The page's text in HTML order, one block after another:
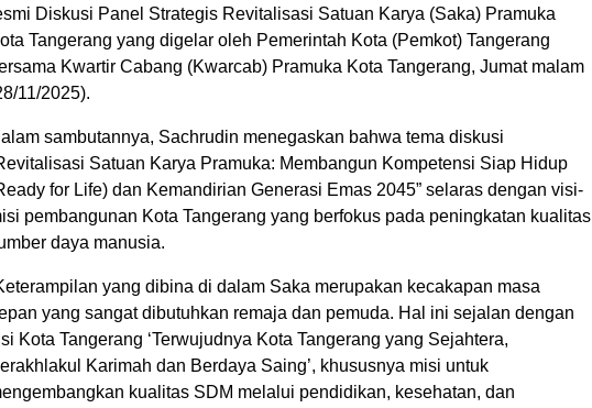
Diskusi Panel Strategis Revitalisasi Satuan Karya (Saka) Pramuka
Tangerang yang digelar oleh Pemerintah Kota (Pemkot) Tangerang
Kwartir Cabang (Kwarcab) Pramuka Kota Tangerang, Jumat malam
11/2025).
sambutannya, Sachrudin menegaskan bahwa tema diskusi
Satuan Karya Pramuka: Membangun Kompetensi Siap Hidup
for Life) dan Kemandirian Generasi Emas 2045” selaras dengan visi-
pembangunan Kota Tangerang yang berfokus pada peningkatan kualitas
daya manusia.
yang dibina di dalam Saka merupakan kecakapan masa
yang sangat dibutuhkan remaja dan pemuda. Hal ini sejalan dengan
Kota Tangerang ‘Terwujudnya Kota Tangerang yang Sejahtera,
Karimah dan Berdaya Saing’, khususnya misi untuk
kualitas SDM melalui pendidikan, kesehatan, dan